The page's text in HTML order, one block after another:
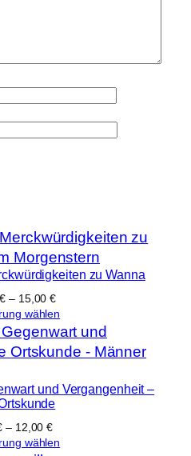
zu Wanna
€ – 15,00€
wählen
und Vergangenheit –
– 12,00€
wählen